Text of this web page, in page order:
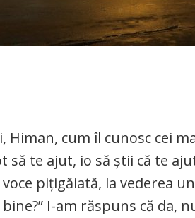
Himan, cum îl cunosc cei
să te ajut, io să știi că te
pițigăiată, la vederea
I-am răspuns că da,